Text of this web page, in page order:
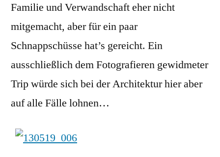
Familie und Verwandschaft eher nicht
mitgemacht, aber für ein paar
Schnappschüsse hat’s gereicht. Ein
ausschließlich dem Fotografieren gewidmeter
Trip würde sich bei der Architektur hier aber
auf alle Fälle lohnen…